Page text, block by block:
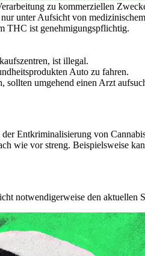
zu kommerziellen
unter Aufsicht von
THC ist genehmigungspflichtig.
ist illegal.
Auto zu fahren.
sollten umgehend einen Arzt
Entkriminalisierung von
wie vor streng. Beispielsweise
notwendigerweise den aktuellen